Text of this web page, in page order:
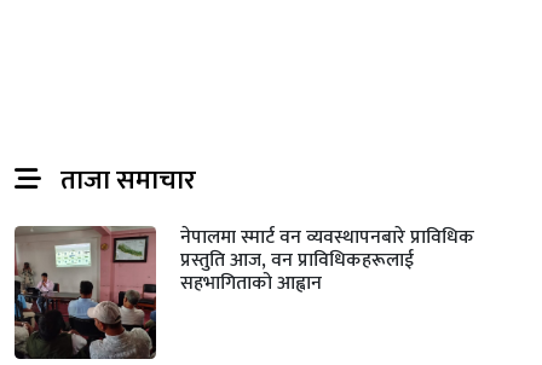
ताजा समाचार
नेपालमा स्मार्ट वन व्यवस्थापनबारे प्राविधिक
प्रस्तुति आज, वन प्राविधिकहरूलाई
सहभागिताको आह्वान